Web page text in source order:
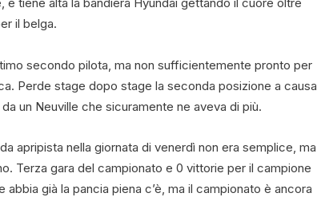
tiene alta la bandiera Hyundai gettando il cuore oltre
il belga.
secondo pilota, ma non sufficientemente pronto per
Perde stage dopo stage la seconda posizione a causa
un Neuville che sicuramente ne aveva di più.
apripista nella giornata di venerdì non era semplice, ma
Terza gara del campionato e 0 vittorie per il campione
già la pancia piena c’è, ma il campionato è ancora